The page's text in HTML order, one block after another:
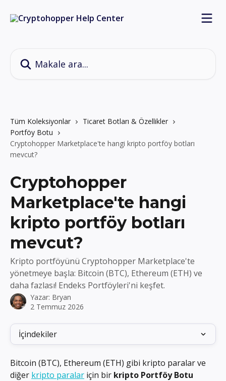
Tüm Koleksiyonlar
Ticaret Botları & Özellikler
Portföy Botu
Cryptohopper Marketplace'te hangi kripto portföy botları
mevcut?
Cryptohopper
Marketplace'te hangi
kripto portföy botları
mevcut?
Kripto portföyünü Cryptohopper Marketplace'te
yönetmeye başla: Bitcoin (BTC), Ethereum (ETH) ve
daha fazlası! Endeks Portföyleri'ni keşfet.
Yazar: Bryan
2 Temmuz 2026
İçindekiler
Bitcoin (BTC), Ethereum (ETH) gibi kripto paralar ve
diğer kripto paralar için bir kripto Portföy Botu